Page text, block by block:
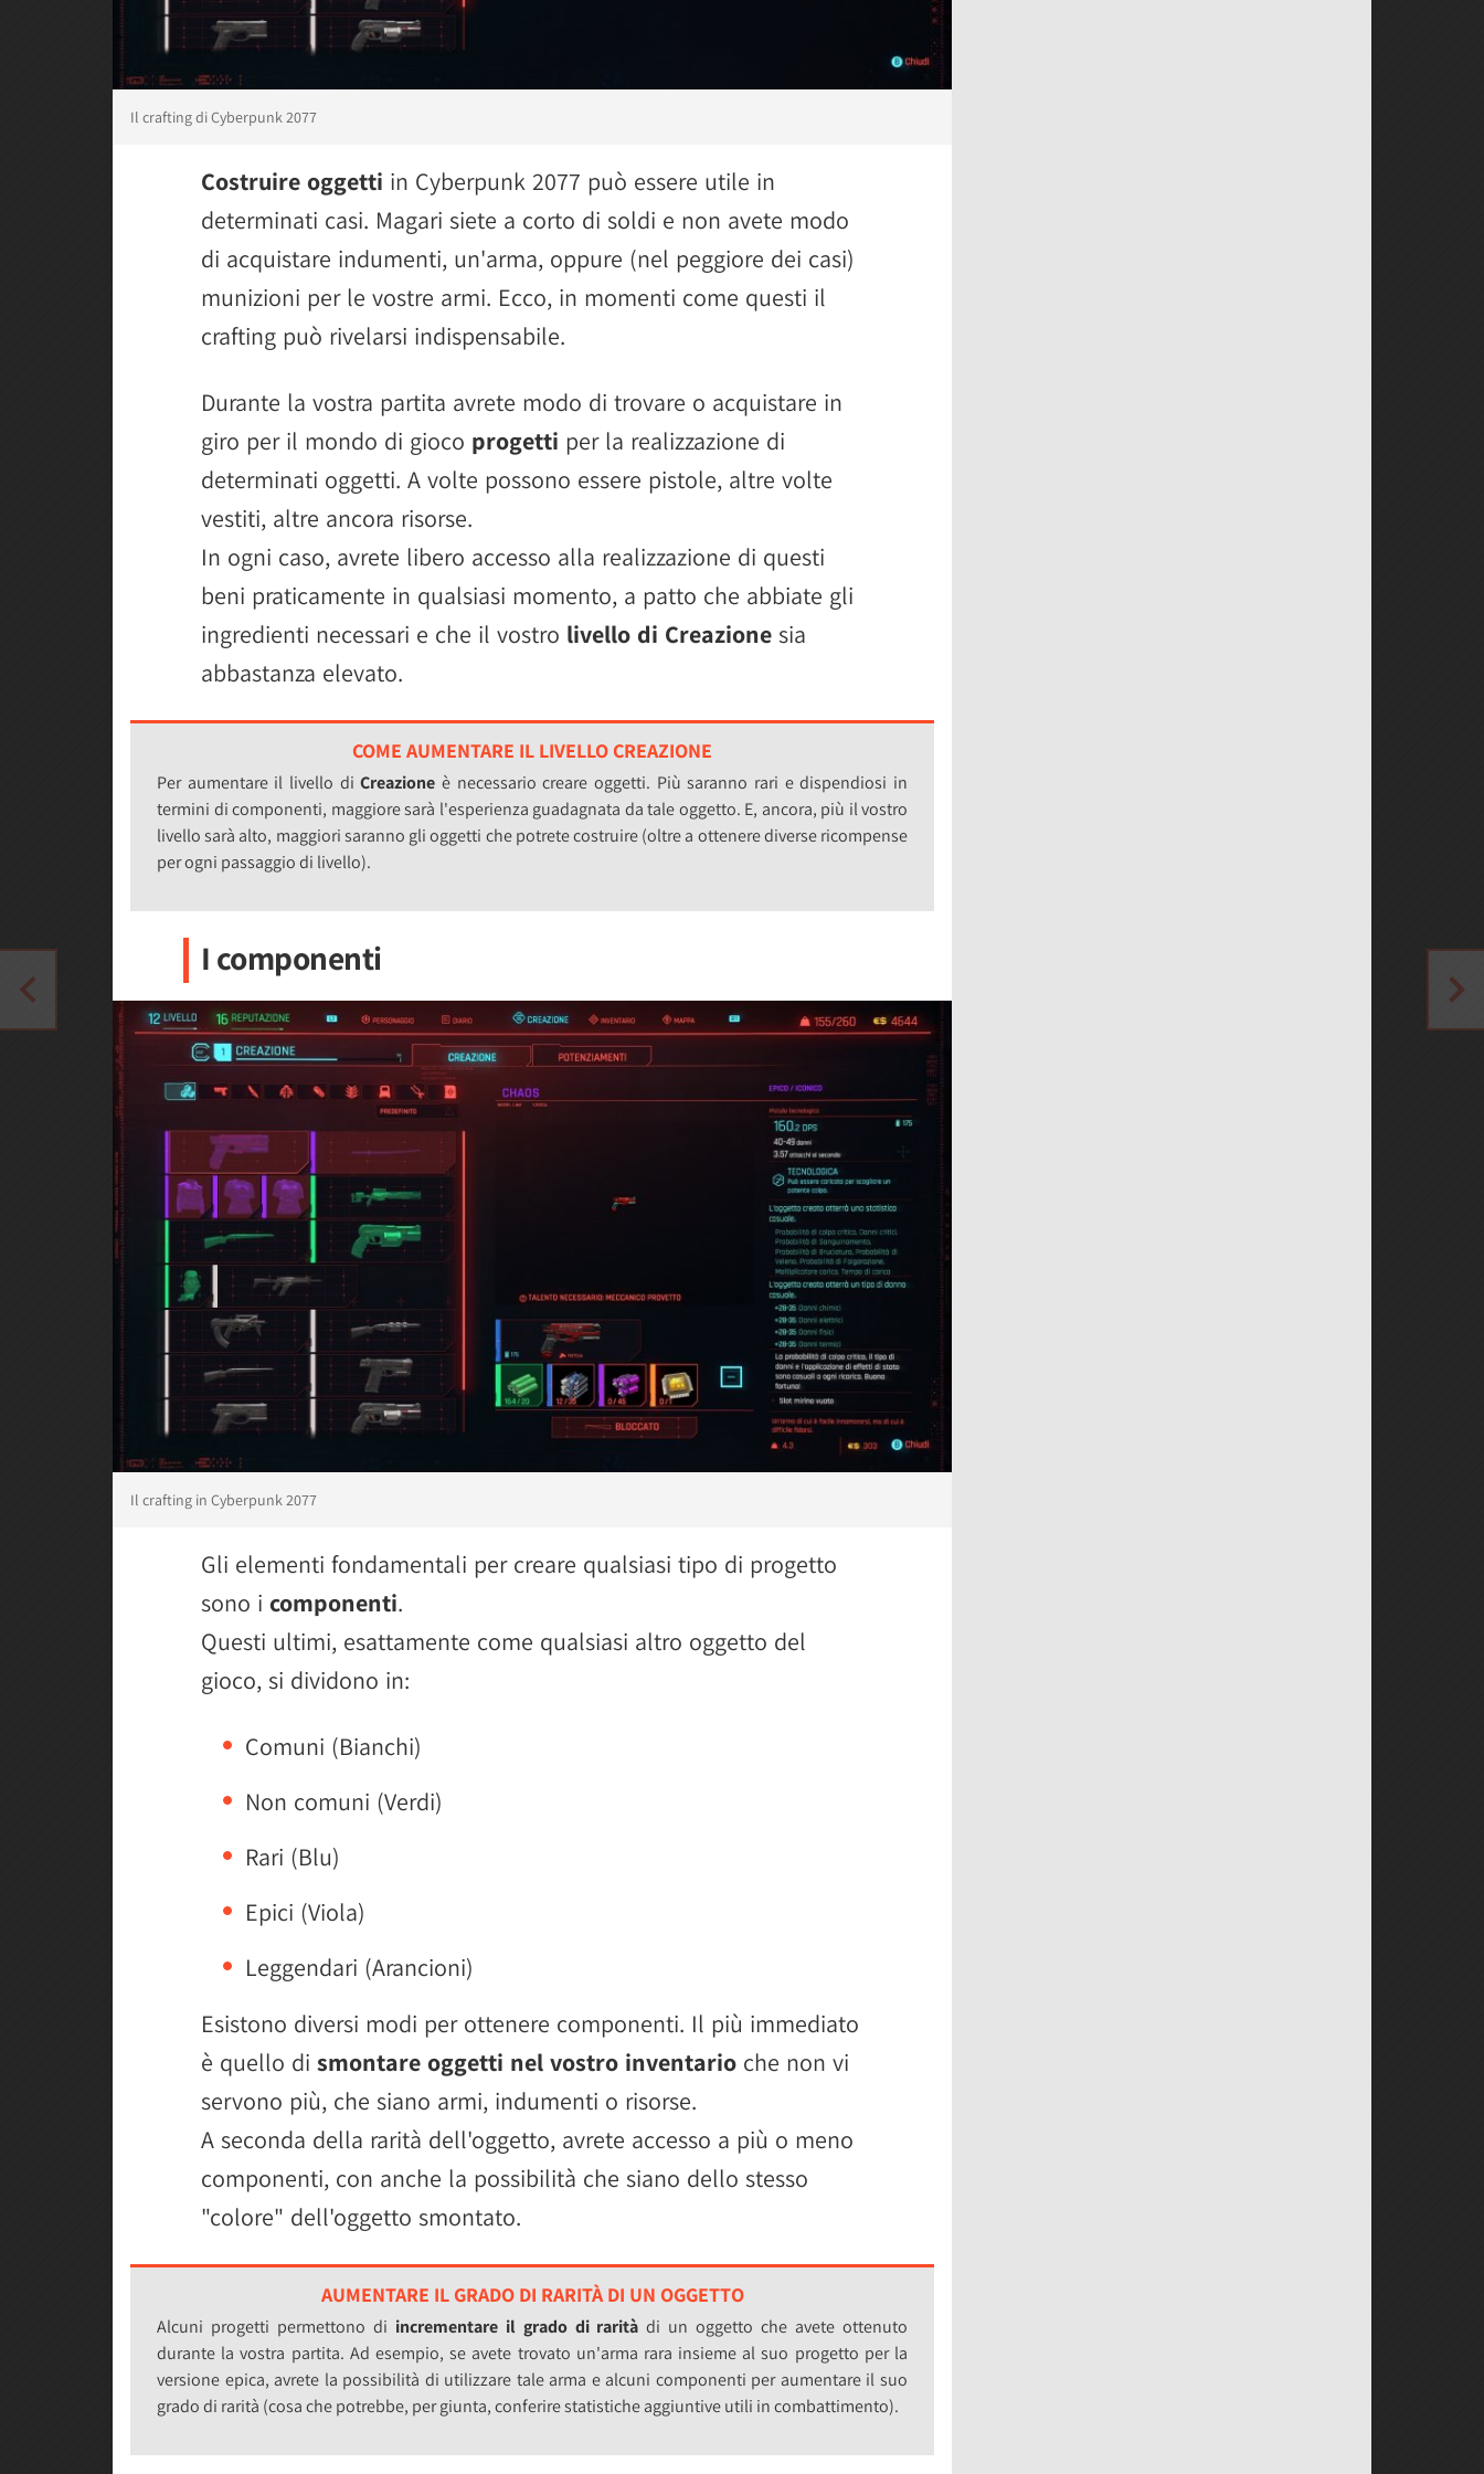
Il crafting di Cyberpunk 2077
Costruire oggetti in Cyberpunk 2077 può essere utile in
determinati casi. Magari siete a corto di soldi e non avete modo
di acquistare indumenti, un'arma, oppure (nel peggiore dei casi)
munizioni per le vostre armi. Ecco, in momenti come questi il
crafting può rivelarsi indispensabile.
Durante la vostra partita avrete modo di trovare o acquistare in
giro per il mondo di gioco progetti per la realizzazione di
determinati oggetti. A volte possono essere pistole, altre volte
vestiti, altre ancora risorse.
In ogni caso, avrete libero accesso alla realizzazione di questi
beni praticamente in qualsiasi momento, a patto che abbiate gli
ingredienti necessari e che il vostro livello di Creazione sia
abbastanza elevato.
COME AUMENTARE IL LIVELLO CREAZIONE
Per aumentare il livello diCreazione è necessario creare oggetti. Più saranno rari e dispendiosi in
termini di componenti, maggiore sarà l'esperienza guadagnata da tale oggetto. E, ancora, più il vostro
livello sarà alto, maggiori saranno gli oggetti che potrete costruire (oltre a ottenere diverse ricompense
per ogni passaggio di livello).
I componenti
Il crafting in Cyberpunk 2077
Gli elementi fondamentali per creare qualsiasi tipo di progetto
sono i componenti.
Questi ultimi, esattamente come qualsiasi altro oggetto del
gioco, si dividono in:
Comuni (Bianchi)
Non comuni (Verdi)
Rari (Blu)
Epici (Viola)
Leggendari (Arancioni)
Esistono diversi modi per ottenere componenti. Il più immediato
è quello di smontare oggetti nel vostro inventario che non vi
servono più, che siano armi, indumenti o risorse.
A seconda della rarità dell'oggetto, avrete accesso a più o meno
componenti, con anche la possibilità che siano dello stesso
"colore" dell'oggetto smontato.
AUMENTARE IL GRADO DI RARITÀ DI UN OGGETTO
Alcuni progetti permettono di incrementare il grado di rarità di un oggetto che avete ottenuto
durante la vostra partita. Ad esempio, se avete trovato un'arma rara insieme al suo progetto per la
versione epica, avrete la possibilità di utilizzare tale arma e alcuni componenti per aumentare il suo
grado di rarità (cosa che potrebbe, per giunta, conferire statistiche aggiuntive utili in combattimento).